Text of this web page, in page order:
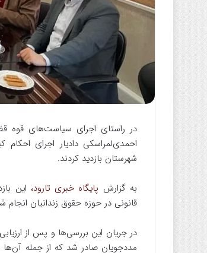
در راستای اجرای سیاست‌های قوه
احمدی‌لمراسکی دادیار اجرای احکام
شهرستان بازدید کردند.
به گزارش پایگاه خبری تارود، این
قانونی در حوزه حقوق زندانیان انجام
در جریان این بررسی‌ها و پس از